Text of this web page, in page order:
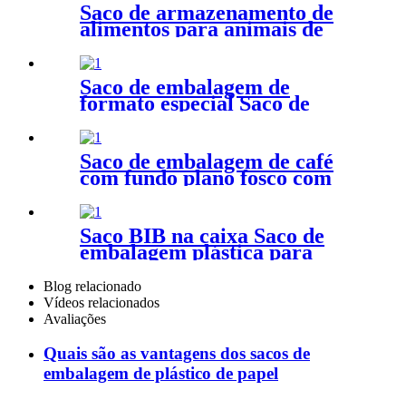
Saco de armazenamento de
alimentos para animais de
estimação com zíper inferior
plano
Saco de embalagem de
formato especial Saco de
Mylar de formato irregular
Saco de embalagem de café
com fundo plano fosco com
Saco BIB na caixa Saco de
embalagem plástica para
bebidas de vinho líquido
Blog relacionado
Vídeos relacionados
Avaliações
Quais são as vantagens dos sacos de
embalagem de plástico de papel